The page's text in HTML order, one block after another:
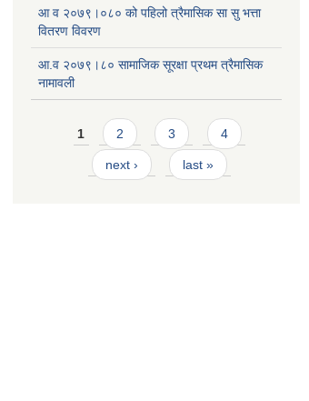
आ व २०७९।०८० को पहिलो त्रैमासिक सा सु भत्ता
वितरण विवरण
आ.व २०७९।८० सामाजिक सूरक्षा प्रथम त्रैमासिक
नामावली
Pages
1 2 3 4
next › last »